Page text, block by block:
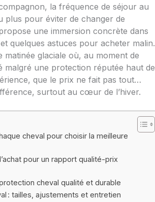
la fréquence de séjour au
plus pour éviter de changer de
une immersion concrète dans
quelques astuces pour acheter malin.
glaciale où, au moment de
malgré une protection réputée haut de
que le prix ne fait pas tout…
surtout au cœur de l’hiver.
cheval pour choisir la meilleure
pour un rapport qualité-prix
cheval qualité et durable
: tailles, ajustements et entretien